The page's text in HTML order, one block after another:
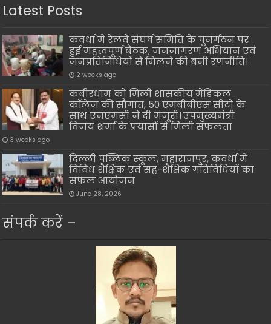
Latest Posts
कवर्धा में रेलवे संघर्ष समिति के पुनर्गठन पर
हुई महत्वपूर्ण बैठक, जनजागरण अभियान एवं
जनप्रतिनिधियों से मिलने की बनी रणनीति।
2 weeks ago
कबीरधाम को मिली शासकीय मेडिकल
कॉलेज की सौगात, 50 एमबीबीएस सीटों के
साथ एनएमसी ने दी मंजूरी। उपमुख्यमंत्री
विजय शर्मा के प्रयासों से मिली सफलता
3 weeks ago
दिल्ली पब्लिक स्कूल, महाराजपुर, कवर्धा में
विविध शैक्षिक एवं सह-शैक्षिक गतिविधियों का
सफल आयोजन
June 28, 2026
संपर्क करें –